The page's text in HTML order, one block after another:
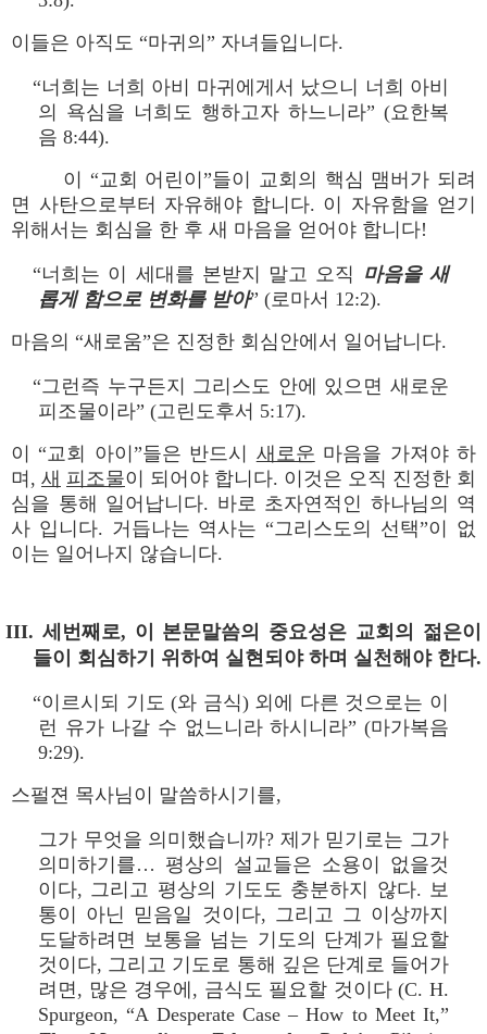
이들은 아직도 “마귀의” 자녀들입니다.
“너희는 너희 아비 마귀에게서 났으니 너희 아비
의 욕심을 너희도 행하고자 하느니라” (요한복
음 8:44).
이 “교회 어린이”들이 교회의 핵심 맴버가 되려
면 사탄으로부터 자유해야 합니다. 이 자유함을 얻기
위해서는 회심을 한 후 새 마음을 얻어야 합니다!
“너희는 이 세대를 본받지 말고 오직 마음을 새
롭게 함으로 변화를 받아” (로마서 12:2).
마음의 “새로움”은 진정한 회심안에서 일어납니다.
“그런즉 누구든지 그리스도 안에 있으면 새로운
피조물이라” (고린도후서 5:17).
이 “교회 아이”들은 반드시 새로운 마음을 가져야 하
며, 새 피조물이 되어야 합니다. 이것은 오직 진정한 회
심을 통해 일어납니다. 바로 초자연적인 하나님의 역
사 입니다. 거듭나는 역사는 “그리스도의 선택”이 없
이는 일어나지 않습니다.
III. 세번째로, 이 본문말씀의 중요성은 교회의 젊은이
들이 회심하기 위하여 실현되야 하며 실천해야 한다.
“이르시되 기도 (와 금식) 외에 다른 것으로는 이
런 유가 나갈 수 없느니라 하시니라” (마가복음
9:29).
스펄젼 목사님이 말씀하시기를,
그가 무엇을 의미했습니까? 제가 믿기로는 그가
의미하기를… 평상의 설교들은 소용이 없을것
이다, 그리고 평상의 기도도 충분하지 않다. 보
통이 아닌 믿음일 것이다, 그리고 그 이상까지
도달하려면 보통을 넘는 기도의 단계가 필요할
것이다, 그리고 기도로 통해 깊은 단계로 들어가
려면, 많은 경우에, 금식도 필요할 것이다 (C. H.
Spurgeon, “A Desperate Case – How to Meet It,”